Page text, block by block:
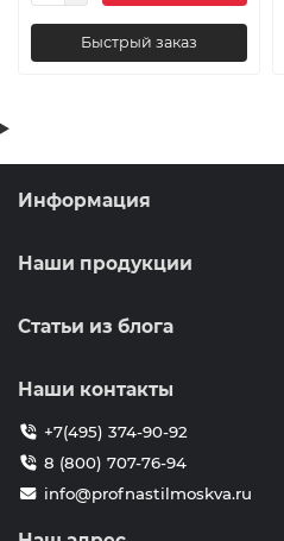
Быстрый заказ
Информация
Наши продукции
Статьи из блога
Наши контакты
+7(495) 374-90-92
8 (800) 707-76-94
info@profnastilmoskva.ru